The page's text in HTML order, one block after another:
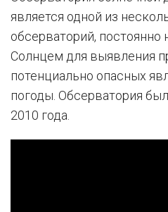
является одной из
обсерваторий,
Солнцем для выявления
потенциально опасных
погоды. Обсерватория
2010 года.